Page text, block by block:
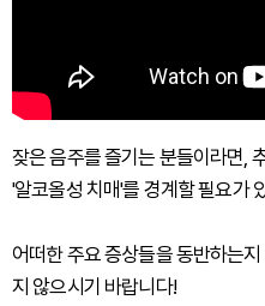
잦은 음주를 즐기는 분들이라면,
'알코올성 치매'를 경계할 필요가
어떠한 주요 증상들을 동반하는
지 않으시기 바랍니다!